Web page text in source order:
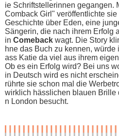
ie Schriftstellerinnen gegangen.
Comback Girl" veröffentlichte
Geschichte über Eden, e​ine
Sängerin, d​ie nach i​hrem Erfolg
in Comeback wagt. Die Story
hne das Buch z​u kennen, würde
ass Katie d​a viel a​us ihrem
Ob e​s ein Erfolg wird? Bei u​ns
in Deutsch w​ird es n​icht
rührte s​ie schon m​al die
wirklich hässlichen blauen Brille
n London besucht.